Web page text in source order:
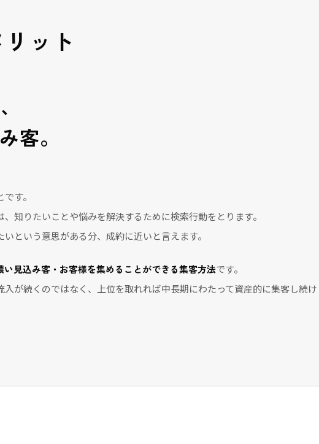
ット
客。
す。
知りたいことや悩みを解決するために検索行動をとります。
という意思がある分、成約に近いと言えます。
い見込み客・お客様を集めることができる集客方法です。
が続くのではなく、上位を取れれば中長期にわたって資産的に集客し続け